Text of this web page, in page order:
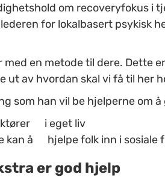
om recoveryfokus i
for lokalbasert psykisk
med en metode til dere. Dette
ut av hvordan skal vi få til her
som han vil be hjelperne om å
i eget liv
kan å hjelpe folk inn i sosiale
er god hjelp